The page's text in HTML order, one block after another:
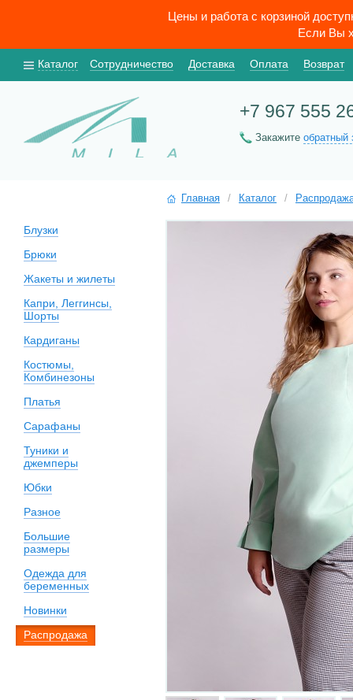
Цены и работа с корзиной
Если Вы
Каталог Сотрудничество Доставка Оплата Возврат
+7 967 555
Закажите обратный
Блузки
Брюки
Жакеты и жилеты
Капри, Леггинсы,
Шорты
Кардиганы
Костюмы,
Комбинезоны
Платья
Сарафаны
Туники и
джемперы
Юбки
Разное
Большие
размеры
Одежда для
беременных
Новинки
Распродажа
Главная / Каталог /